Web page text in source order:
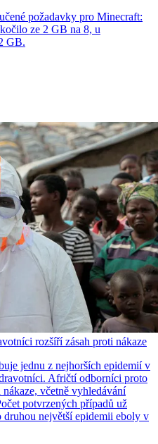
požadavky pro Minecraft:
ze 2 GB na 8, u
GB.
rozšíří zásah proti nákaze
jednu z nejhorších epidemií v
Afričtí odborníci proto
včetně vyhledávání
potvrzených případů už
největší epidemii eboly v